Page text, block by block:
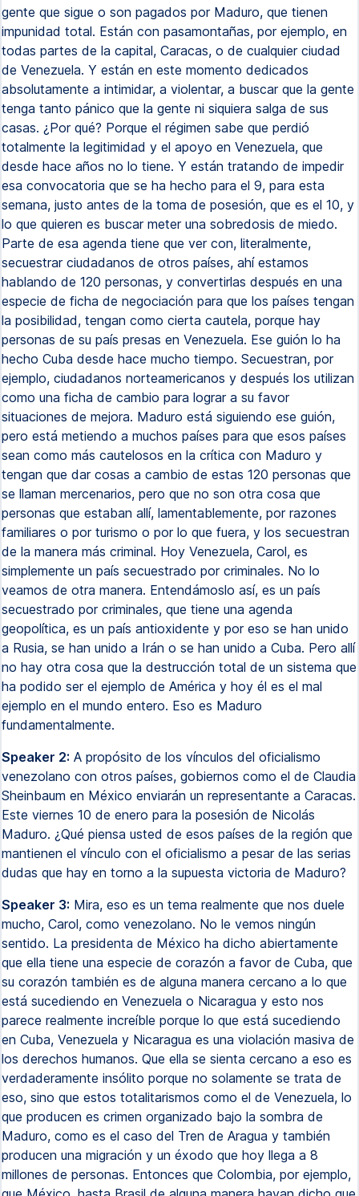
gente que sigue o son pagados por Maduro, que tienen
impunidad total. Están con pasamontañas, por ejemplo, en
todas partes de la capital, Caracas, o de cualquier ciudad
de Venezuela. Y están en este momento dedicados
absolutamente a intimidar, a violentar, a buscar que la gente
tenga tanto pánico que la gente ni siquiera salga de sus
casas. ¿Por qué? Porque el régimen sabe que perdió
totalmente la legitimidad y el apoyo en Venezuela, que
desde hace años no lo tiene. Y están tratando de impedir
esa convocatoria que se ha hecho para el 9, para esta
semana, justo antes de la toma de posesión, que es el 10, y
lo que quieren es buscar meter una sobredosis de miedo.
Parte de esa agenda tiene que ver con, literalmente,
secuestrar ciudadanos de otros países, ahí estamos
hablando de 120 personas, y convertirlas después en una
especie de ficha de negociación para que los países tengan
la posibilidad, tengan como cierta cautela, porque hay
personas de su país presas en Venezuela. Ese guión lo ha
hecho Cuba desde hace mucho tiempo. Secuestran, por
ejemplo, ciudadanos norteamericanos y después los utilizan
como una ficha de cambio para lograr a su favor
situaciones de mejora. Maduro está siguiendo ese guión,
pero está metiendo a muchos países para que esos países
sean como más cautelosos en la crítica con Maduro y
tengan que dar cosas a cambio de estas 120 personas que
se llaman mercenarios, pero que no son otra cosa que
personas que estaban allí, lamentablemente, por razones
familiares o por turismo o por lo que fuera, y los secuestran
de la manera más criminal. Hoy Venezuela, Carol, es
simplemente un país secuestrado por criminales. No lo
veamos de otra manera. Entendámoslo así, es un país
secuestrado por criminales, que tiene una agenda
geopolítica, es un país antioxidente y por eso se han unido
a Rusia, se han unido a Irán o se han unido a Cuba. Pero allí
no hay otra cosa que la destrucción total de un sistema que
ha podido ser el ejemplo de América y hoy él es el mal
ejemplo en el mundo entero. Eso es Maduro
fundamentalmente.
Speaker 2: A propósito de los vínculos del oficialismo
venezolano con otros países, gobiernos como el de Claudia
Sheinbaum en México enviarán un representante a Caracas.
Este viernes 10 de enero para la posesión de Nicolás
Maduro. ¿Qué piensa usted de esos países de la región que
mantienen el vínculo con el oficialismo a pesar de las serias
dudas que hay en torno a la supuesta victoria de Maduro?
Speaker 3: Mira, eso es un tema realmente que nos duele
mucho, Carol, como venezolano. No le vemos ningún
sentido. La presidenta de México ha dicho abiertamente
que ella tiene una especie de corazón a favor de Cuba, que
su corazón también es de alguna manera cercano a lo que
está sucediendo en Venezuela o Nicaragua y esto nos
parece realmente increíble porque lo que está sucediendo
en Cuba, Venezuela y Nicaragua es una violación masiva de
los derechos humanos. Que ella se sienta cercano a eso es
verdaderamente insólito porque no solamente se trata de
eso, sino que estos totalitarismos como el de Venezuela, lo
que producen es crimen organizado bajo la sombra de
Maduro, como es el caso del Tren de Aragua y también
producen una migración y un éxodo que hoy llega a 8
millones de personas. Entonces que Colombia, por ejemplo,